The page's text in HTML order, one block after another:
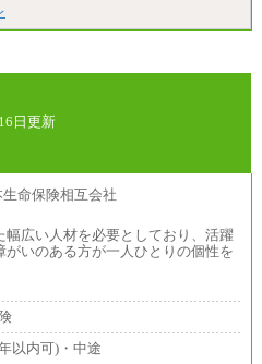
日更新
幅広い人材を必要としており、活躍
いのある方が一人ひとりの個性を
以内可)・中途